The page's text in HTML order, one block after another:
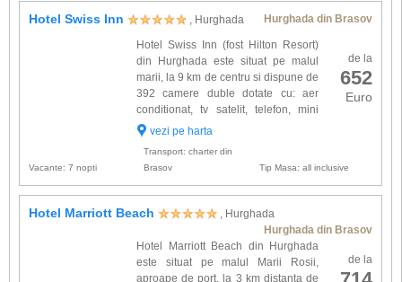
Hotel Swiss Inn , Hurghada Hurghada din Brasov
de la
652
Euro
Hotel Swiss Inn (fost Hilton Resort)
din Hurghada este situat pe malul
marii, la 9 km de centru si dispune de
392 camere duble dotate cu: aer
conditionat, tv satelit, telefon, mini
bar, baie cu uscator de par, balcon
Inn:...
vezi pe harta
Vacante: 7 nopti
Transport: charter din
Brasov
Tip Masa: all inclusive
Hotel Marriott Beach
, Hurghada
Hurghada din Brasov
de la
Hotel Marriott Beach din Hurghada
este situat pe malul Marii Rosii,
aproape de port, la 3 km distanta de